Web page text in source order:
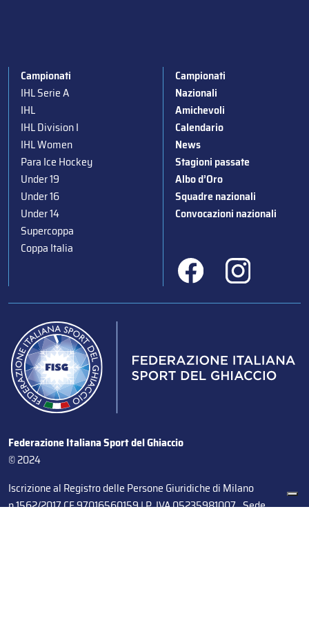
Campionati
IHL Serie A
IHL
IHL Division I
IHL Women
Para Ice Hockey
Under 19
Under 16
Under 14
Supercoppa
Coppa Italia
Campionati
Nazionali
Amichevoli
Calendario
News
Stagioni passate
Albo d’Oro
Squadre nazionali
Convocazioni nazionali
Federazione Italiana Sport del Ghiaccio
© 2024
Iscrizione al Registro delle Persone Giuridiche di Milano
n.1562/2017 CF 97016560159 | P. IVA 05235981007 Sede